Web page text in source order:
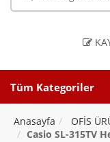
Tüm Kategoriler
Anasayfa OFİS
Casio SL-315TV